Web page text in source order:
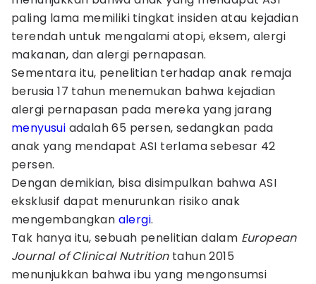
paling lama memiliki tingkat insiden atau kejadian
terendah untuk mengalami atopi, eksem, alergi
makanan, dan alergi pernapasan.
Sementara itu, penelitian terhadap anak remaja
berusia 17 tahun menemukan bahwa kejadian
alergi pernapasan pada mereka yang jarang
menyusui adalah 65 persen, sedangkan pada
anak yang mendapat ASI terlama sebesar 42
persen.
Dengan demikian, bisa disimpulkan bahwa ASI
eksklusif dapat menurunkan risiko anak
mengembangkan alergi.
Tak hanya itu, sebuah penelitian dalam European
Journal of Clinical Nutritiontahun 2015
menunjukkan bahwa ibu yang mengonsumsi